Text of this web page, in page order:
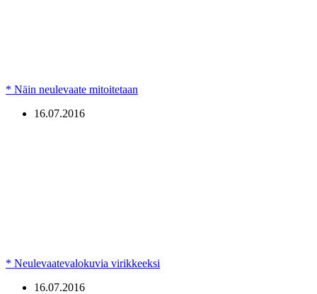
* Näin neulevaate mitoitetaan
16.07.2016
* Neulevaatevalokuvia virikkeeksi
16.07.2016